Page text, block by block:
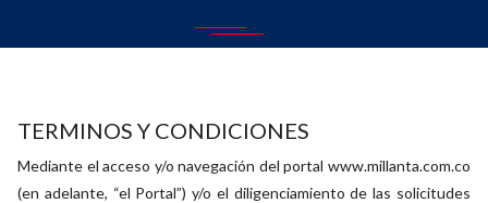
TERMINOS Y CONDICIONES
Mediante el acceso y/o navegación del portal www.millanta.com.co
(en adelante, “el Portal”) y/o el diligenciamiento de las solicitudes